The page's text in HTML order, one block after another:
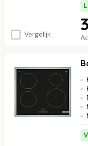
Vergelijk